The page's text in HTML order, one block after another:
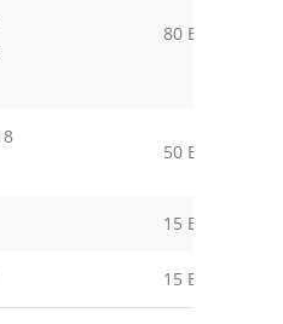
80 Euro
50 Euro
15 Euro
15 Euro